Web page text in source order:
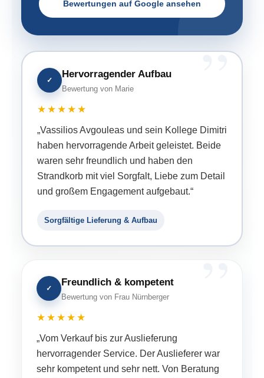
Bewertungen auf Google ansehen
✓
Hervorragender Aufbau
Bewertung von Marie
★★★★★
„Vassilios Avgouleas und sein Kollege Dimitri
haben hervorragende Arbeit geleistet. Beide
waren sehr freundlich und haben den
Strandkorb mit viel Sorgfalt, Liebe zum Detail
und großem Engagement aufgebaut.“
Sorgfältige Lieferung & Aufbau
✓
Freundlich & kompetent
Bewertung von Frau Nürnberger
★★★★★
„Vom Verkauf bis zur Auslieferung
hervorragender Service. Der Auslieferer war
sehr kompetent und sehr nett. Von Beratung